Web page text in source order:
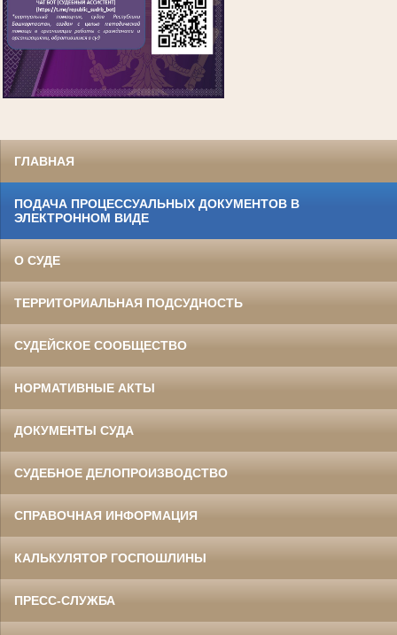
ГЛАВНАЯ
ПОДАЧА ПРОЦЕССУАЛЬНЫХ ДОКУМЕНТОВ В
ЭЛЕКТРОННОМ ВИДЕ
О СУДЕ
ТЕРРИТОРИАЛЬНАЯ ПОДСУДНОСТЬ
СУДЕЙСКОЕ СООБЩЕСТВО
НОРМАТИВНЫЕ АКТЫ
ДОКУМЕНТЫ СУДА
СУДЕБНОЕ ДЕЛОПРОИЗВОДСТВО
СПРАВОЧНАЯ ИНФОРМАЦИЯ
КАЛЬКУЛЯТОР ГОСПОШЛИНЫ
ПРЕСС-СЛУЖБА